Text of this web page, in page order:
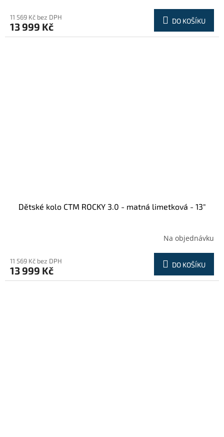
11 569 Kč bez DPH
13 999 Kč DO KOŠÍKU
Dětské kolo CTM ROCKY 3.0 - matná limetková - 13"
Na objednávku
11 569 Kč bez DPH
13 999 Kč DO KOŠÍKU